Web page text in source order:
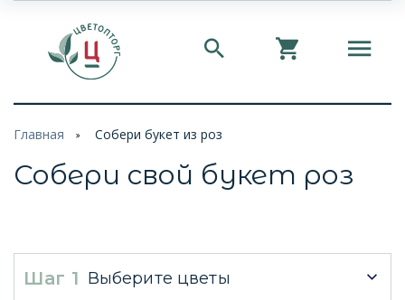
Главная Собери букет из роз
Собери свой букет роз
Шаг 1 Выберите цветы